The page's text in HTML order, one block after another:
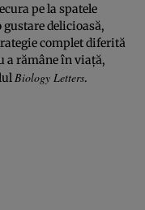
pe la spatele
delicioasă,
complet diferită
a rămâne în viață,
Biology Letters.